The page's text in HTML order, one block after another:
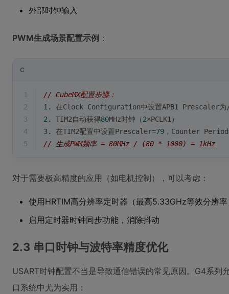
外部时钟输入
PWM生成场景配置示例 ：
C
1
// CubeMX配置步骤：
2
1.
在Clock Configuration中设置APB1 Prescaler
3
2. TIM2自动获得80MHz时钟（2×PCLK1）
4
3. 在TIM2配置中设置Prescaler=79 ，Counter
5
// 生成PWM频率 = 80MHz / (80 * 1000) = 1kHz
对于需要极高精度的应用（如电机控制），可以考虑：
使用HRTIM高分辨率定时器（最高5.33GHz等效分辨
启用定时器时钟同步功能，消除抖动
2.3 串口时钟与波特率精度优化
USART时钟配置不当是导致通信错误的常见原因。G4系列
口系统中尤为实用：